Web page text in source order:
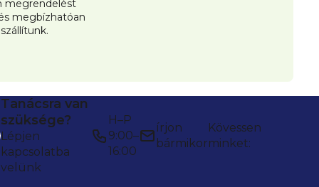
megrendelést
megbízhatóan
Tanácsra van
szüksége?
Lépjen
kapcsolatba
velünk
H–P
9:00–
16:00
írjon
bármikor
Kövessen
minket: